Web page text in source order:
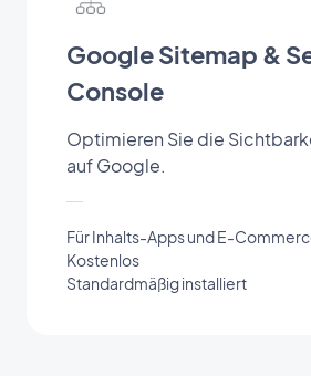
Google Sitemap &
Console
Optimieren Sie die
auf Google.
Für Inhalts-Apps und E-
Kostenlos
Standardmäßig installiert